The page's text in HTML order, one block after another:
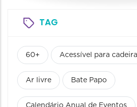
TAG
60+ Acessível para
Ar livre Bate Papo
Calendário Anual de Eventos